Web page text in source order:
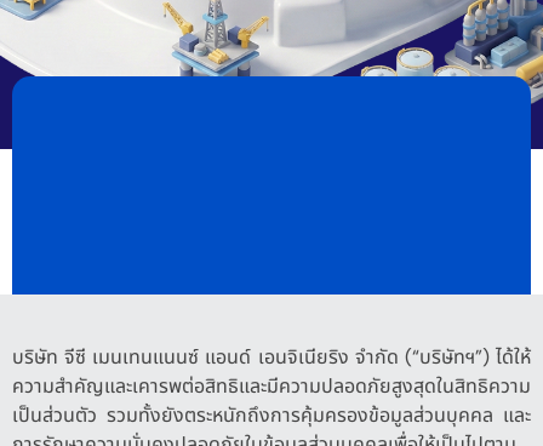
บริษัท จีซี เมนเทนแนนซ์ แอนด์ เอนจิเนียริง จำกัด (“บริษัทฯ”) ได้ให้
ความสำคัญและเคารพต่อสิทธิและมีความปลอดภัยสูงสุดในสิทธิความ
เป็นส่วนตัว รวมทั้งยังตระหนักถึงการคุ้มครองข้อมูลส่วนบุคคล และ